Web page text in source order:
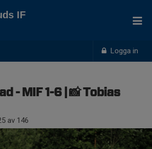
Logga in
IF
- MIF 1-6 | 📸 Tobias
av 146